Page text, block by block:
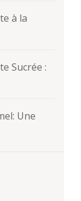
à la
Sucrée :
Une